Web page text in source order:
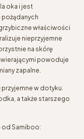
oka i jest
właściwości
nieprzyjemne
na skórę
powoduje
zapalne.
w dotyku.
a także starszego
od Samiboo: